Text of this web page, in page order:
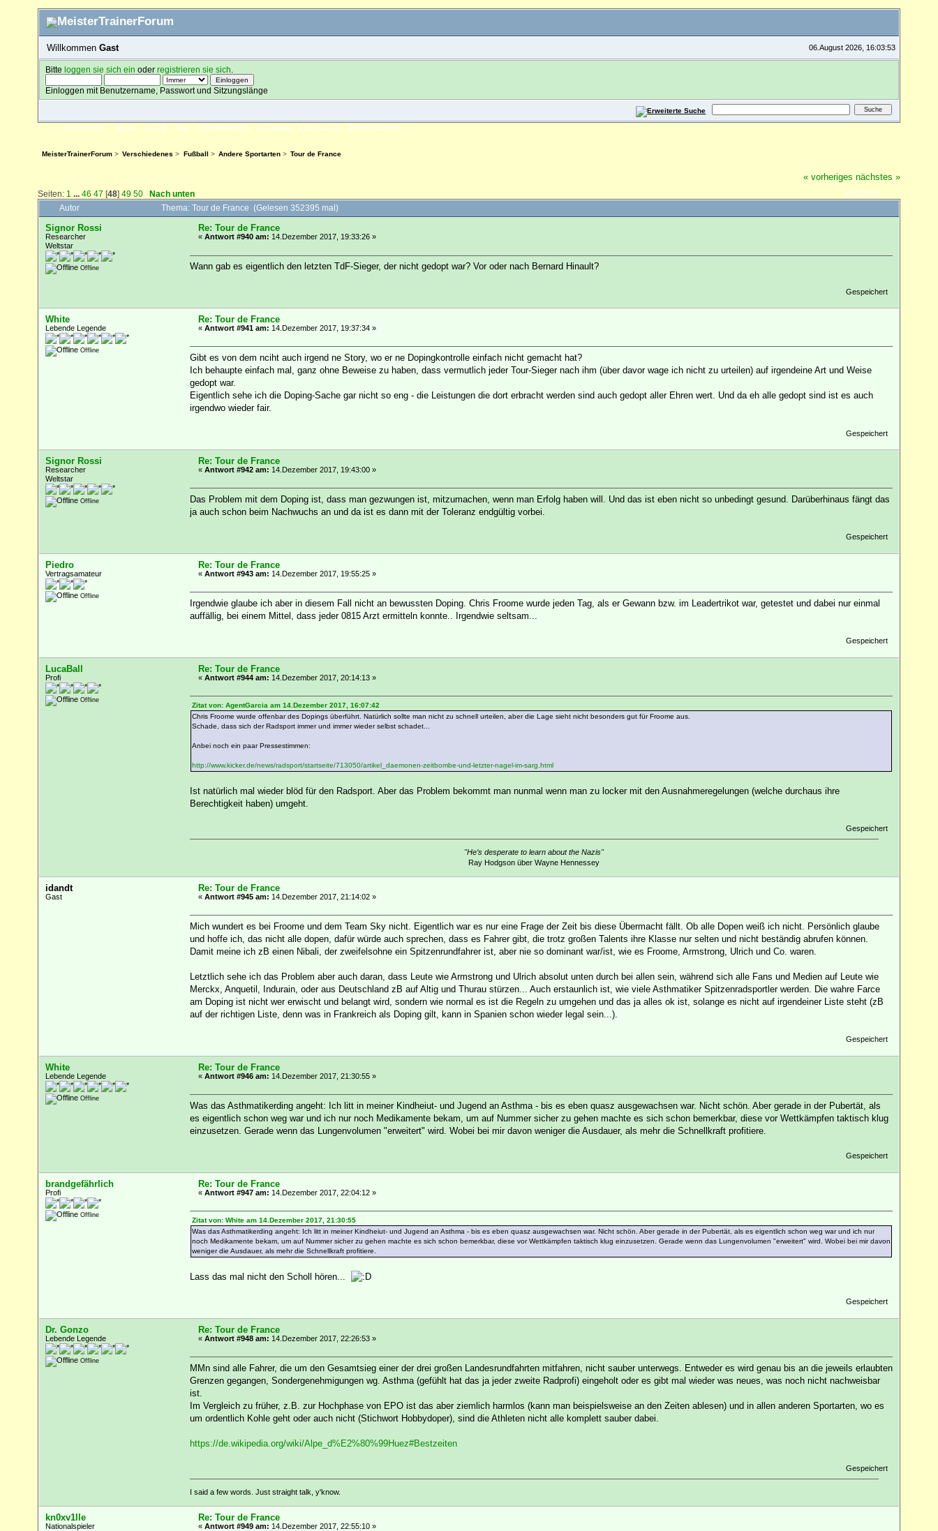
06.August 2026, 16:03:53
WillkommenGast
Bitte loggen sie sich ein oder registrieren sie sich
Einloggen mit Benutzername, Passwort und Sitzungslänge
ÜBERSICHT HILFE SUCHE FAQ FORENREGELN SPENDEN EINLOGGEN REGISTRIEREN
MeisterTrainerForum > Verschiedenes > Fußball > Andere Sportarten> Tour de France
« vorheriges nächstes »
Seiten: 1 ... 46 47 [48] 49 50 Nach unten DRUCKEN
Autor Thema: Tour de France (Gelesen 352395 mal)
Signor Rossi
Researcher
Weltstar
Offline
Re: Tour de France
« Antwort #940 am: 14.Dezember 2017, 19:33:26 »
Wann gab es eigentlich den letzten TdF-Sieger, der nicht gedopt war? Vor oder nach Bernard Hinault?
Gespeichert
White
Lebende Legende
Offline
Re: Tour de France
« Antwort #941 am: 14.Dezember 2017, 19:37:34 »
Gibt es von dem nciht auch irgend ne Story, wo er ne Dopingkontrolle einfach nicht gemacht hat?
Ich behaupte einfach mal, ganz ohne Beweise zu haben, dass vermutlich jeder Tour-Sieger nach ihm (über davor wage ich nicht zu urteilen) auf irgendeine Art und Weise
gedopt war.
Eigentlich sehe ich die Doping-Sache gar nicht so eng - die Leistungen die dort erbracht werden sind auch gedopt aller Ehren wert. Und da eh alle gedopt sind ist es auch
irgendwo wieder fair.
Gespeichert
Signor Rossi
Researcher
Weltstar
Offline
Re: Tour de France
« Antwort #942 am: 14.Dezember 2017, 19:43:00 »
Das Problem mit dem Doping ist, dass man gezwungen ist, mitzumachen, wenn man Erfolg haben will. Und das ist eben nicht so unbedingt gesund. Darüberhinaus fängt das
ja auch schon beim Nachwuchs an und da ist es dann mit der Toleranz endgültig vorbei.
Gespeichert
Piedro
Vertragsamateur
Offline
Re: Tour de France
« Antwort #943 am: 14.Dezember 2017, 19:55:25 »
Irgendwie glaube ich aber in diesem Fall nicht an bewussten Doping. Chris Froome wurde jeden Tag, als er Gewann bzw. im Leadertrikot war, getestet und dabei nur einmal
auffällig, bei einem Mittel, dass jeder 0815 Arzt ermitteln konnte.. Irgendwie seltsam...
Gespeichert
LucaBall
Profi
Offline
Re: Tour de France
« Antwort #944 am: 14.Dezember 2017, 20:14:13 »
Zitat von: AgentGarcia am 14.Dezember 2017, 16:07:42
Chris Froome wurde offenbar des Dopings überführt. Natürlich sollte man nicht zu schnell urteilen, aber die Lage sieht nicht besonders gut für Froome aus.
Schade, dass sich der Radsport immer und immer wieder selbst schadet...
Anbei noch ein paar Pressestimmen:
http://www.kicker.de/news/radsport/startseite/713050/artikel_daemonen-zeitbombe-und-letzter-nagel-im-sarg.html
Ist natürlich mal wieder blöd für den Radsport. Aber das Problem bekommt man nunmal wenn man zu locker mit den Ausnahmeregelungen (welche durchaus ihre
Berechtigkeit haben) umgeht.
Gespeichert
"He’s desperate to learn about the Nazis"
Ray Hodgson über Wayne Hennessey
idandt
Gast
Re: Tour de France
« Antwort #945 am: 14.Dezember 2017, 21:14:02 »
Mich wundert es bei Froome und dem Team Sky nicht. Eigentlich war es nur eine Frage der Zeit bis diese Übermacht fällt. Ob alle Dopen weiß ich nicht. Persönlich glaube
und hoffe ich, das nicht alle dopen, dafür würde auch sprechen, dass es Fahrer gibt, die trotz großen Talents ihre Klasse nur selten und nicht beständig abrufen können.
Damit meine ich zB einen Nibali, der zweifelsohne ein Spitzenrundfahrer ist, aber nie so dominant war/ist, wie es Froome, Armstrong, Ulrich und Co. waren.
Letztlich sehe ich das Problem aber auch daran, dass Leute wie Armstrong und Ulrich absolut unten durch bei allen sein, während sich alle Fans und Medien auf Leute wie
Merckx, Anquetil, Indurain, oder aus Deutschland zB auf Altig und Thurau stürzen... Auch erstaunlich ist, wie viele Asthmatiker Spitzenradsportler werden. Die wahre Farce
am Doping ist nicht wer erwischt und belangt wird, sondern wie normal es ist die Regeln zu umgehen und das ja alles ok ist, solange es nicht auf irgendeiner Liste steht (zB
auf der richtigen Liste, denn was in Frankreich als Doping gilt, kann in Spanien schon wieder legal sein...).
Gespeichert
White
Lebende Legende
Offline
Re: Tour de France
« Antwort #946 am: 14.Dezember 2017, 21:30:55 »
Was das Asthmatikerding angeht: Ich litt in meiner Kindheiut- und Jugend an Asthma - bis es eben quasz ausgewachsen war. Nicht schön. Aber gerade in der Pubertät, als
es eigentlich schon weg war und ich nur noch Medikamente bekam, um auf Nummer sicher zu gehen machte es sich schon bemerkbar, diese vor Wettkämpfen taktisch klug
einzusetzen. Gerade wenn das Lungenvolumen "erweitert" wird. Wobei bei mir davon weniger die Ausdauer, als mehr die Schnellkraft profitiere.
Gespeichert
brandgefährlich
Profi
Offline
Re: Tour de France
« Antwort #947 am: 14.Dezember 2017, 22:04:12 »
Zitat von: White am 14.Dezember 2017, 21:30:55
Was das Asthmatikerding angeht: Ich litt in meiner Kindheiut- und Jugend an Asthma - bis es eben quasz ausgewachsen war. Nicht schön. Aber gerade in der Pubertät, als es eigentlich schon weg war und ich nur
noch Medikamente bekam, um auf Nummer sicher zu gehen machte es sich schon bemerkbar, diese vor Wettkämpfen taktisch klug einzusetzen. Gerade wenn das Lungenvolumen "erweitert" wird. Wobei bei mir davon
weniger die Ausdauer, als mehr die Schnellkraft profitiere.
Lass das mal nicht den Scholl hören...
Gespeichert
Dr. Gonzo
Lebende Legende
Offline
Re: Tour de France
« Antwort #948 am: 14.Dezember 2017, 22:26:53 »
MMn sind alle Fahrer, die um den Gesamtsieg einer der drei großen Landesrundfahrten mitfahren, nicht sauber unterwegs. Entweder es wird genau bis an die jeweils erlaubten
Grenzen gegangen, Sondergenehmigungen wg. Asthma (gefühlt hat das ja jeder zweite Radprofi) eingeholt oder es gibt mal wieder was neues, was noch nicht nachweisbar
ist.
Im Vergleich zu früher, z.B. zur Hochphase von EPO ist das aber ziemlich harmlos (kann man beispielsweise an den Zeiten ablesen) und in allen anderen Sportarten, wo es
um ordentlich Kohle geht oder auch nicht (Stichwort Hobbydoper), sind die Athleten nicht alle komplett sauber dabei.
https://de.wikipedia.org/wiki/Alpe_d%E2%80%99Huez#Bestzeiten
Gespeichert
I said a few words. Just straight talk, y'know.
kn0xv1lle
Nationalspieler
Re: Tour de France
« Antwort #949 am: 14.Dezember 2017, 22:55:10 »